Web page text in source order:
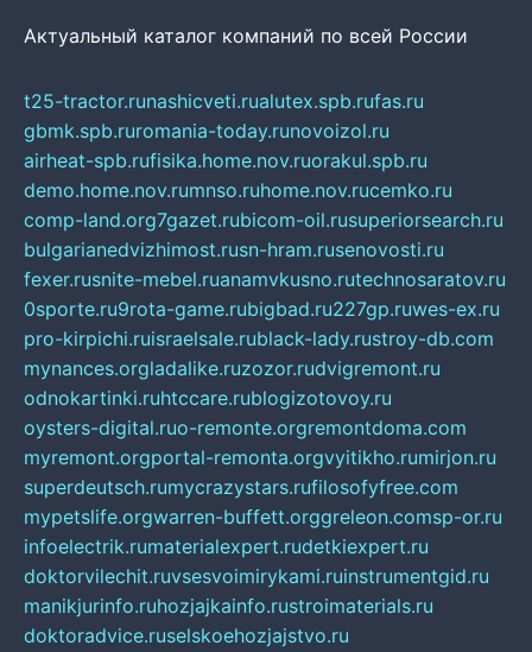
Актуальный каталог компаний по всей России
t25-tractor.runashicveti.rualutex.spb.rufas.ru
gbmk.spb.ruromania-today.runovoizol.ru
airheat-spb.rufisika.home.nov.ruorakul.spb.ru
demo.home.nov.rumnso.ruhome.nov.rucemko.ru
comp-land.org7gazet.rubicom-oil.rusuperiorsearch.ru
bulgarianedvizhimost.rusn-hram.rusenovosti.ru
fexer.rusnite-mebel.ruanamvkusno.rutechnosaratov.ru
0sporte.ru9rota-game.rubigbad.ru227gp.ruwes-ex.ru
pro-kirpichi.ruisraelsale.rublack-lady.rustroy-db.com
mynances.orgladalike.ruzozor.rudvigremont.ru
odnokartinki.ruhtccare.rublogizotovoy.ru
oysters-digital.ruo-remonte.orgremontdoma.com
myremont.orgportal-remonta.orgvyitikho.rumirjon.ru
superdeutsch.rumycrazystars.rufilosofyfree.com
mypetslife.orgwarren-buffett.orggreleon.comsp-or.ru
infoelectrik.rumaterialexpert.rudetkiexpert.ru
doktorvilechit.ruvsesvoimirykami.ruinstrumentgid.ru
manikjurinfo.ruhozjajkainfo.rustroimaterials.ru
doktoradvice.ruselskoehozjajstvo.ru